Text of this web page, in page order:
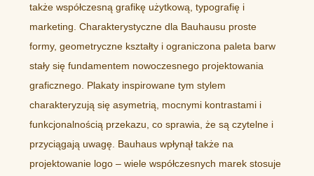
także współczesną grafikę użytkową, typografię i
marketing. Charakterystyczne dla Bauhausu proste
formy, geometryczne kształty i ograniczona paleta barw
stały się fundamentem nowoczesnego projektowania
graficznego. Plakaty inspirowane tym stylem
charakteryzują się asymetrią, mocnymi kontrastami i
funkcjonalnością przekazu, co sprawia, że są czytelne i
przyciągają uwagę. Bauhaus wpłynął także na
projektowanie logo – wiele współczesnych marek stosuje